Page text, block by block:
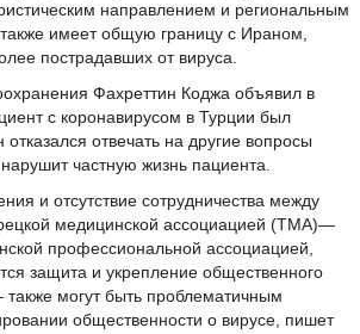
направлением и региональным
имеет общую границу с Ираном,
пострадавших от вируса.
Фахреттин Коджа объявил в
с коронавирусом в Турции был
отвечать на другие вопросы
частную жизнь пациента.
и отсутствие сотрудничества между
медицинской ассоциацией (TMA)—
профессиональной ассоциацией,
защита и укрепление общественного
могут быть проблематичным
общественности о вирусе, пишет